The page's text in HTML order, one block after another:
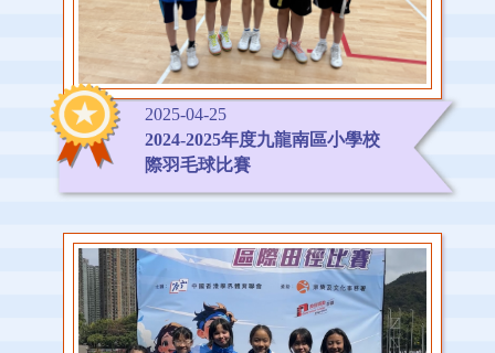
2025-04-25
2024-2025年度九龍南區小學校
際羽毛球比賽